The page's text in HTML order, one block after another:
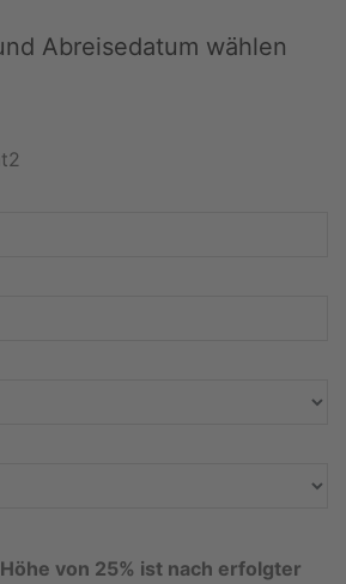
Abreisedatum wählen
2
von 25% ist nach erfolgter